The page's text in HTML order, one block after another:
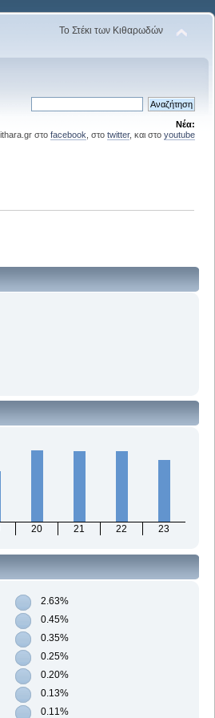
Το Στέκι των Κιθαρωδών
Νέα:
στο facebook , στο twitter, και στο youtube
20 21 22 23
2.63%
0.45%
0.35%
0.25%
0.20%
0.13%
0.11%